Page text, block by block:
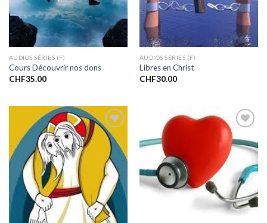
AUDIOS SÉRIES (F)
Cours Découvrir nos dons
CHF35.00
AUDIOS SÉRIES (F)
Libres en Christ
CHF30.00
Ajouter
à la liste
de
souhaits
Ajouter
à la liste
souhaits